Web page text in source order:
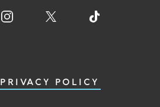
PRIVACY POLICY